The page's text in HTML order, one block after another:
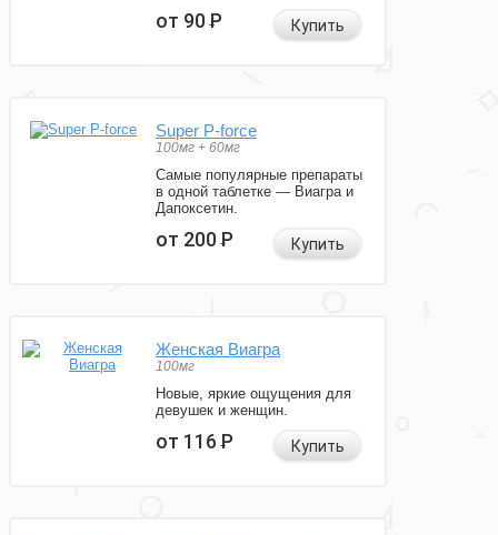
от 90Р Купить
Super P-force
100мг + 60мг
Самые популярные препараты
в одной таблетке — Виагра и
Дапоксетин.
от 200Р Купить
Женская Виагра
100мг
Новые, яркие ощущения для
девушек и женщин.
от 116Р Купить